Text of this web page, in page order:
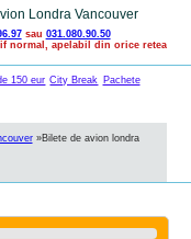
Londra Vancouver
sau 031.080.90.50
normal, apelabil din orice retea
150 eur City Break Pachete
»Bilete de avion londra